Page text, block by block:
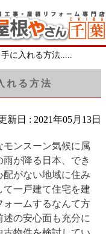
に入れる方法.....
れる方法
新日 : 2021年05月13日
ンスーン気候に属
が降る日本、でき
配がない地域に住み
一戸建て住宅を建
ォームするなんて方
の安心面も充分に